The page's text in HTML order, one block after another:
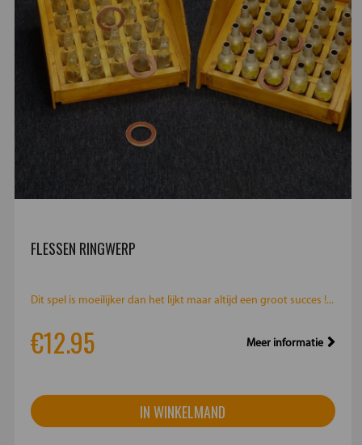
FLESSEN RINGWERP
Dit spel is moeilijker dan het lijkt maar altijd een groot succes !...
€12.95 Meer informatie
IN WINKELMAND